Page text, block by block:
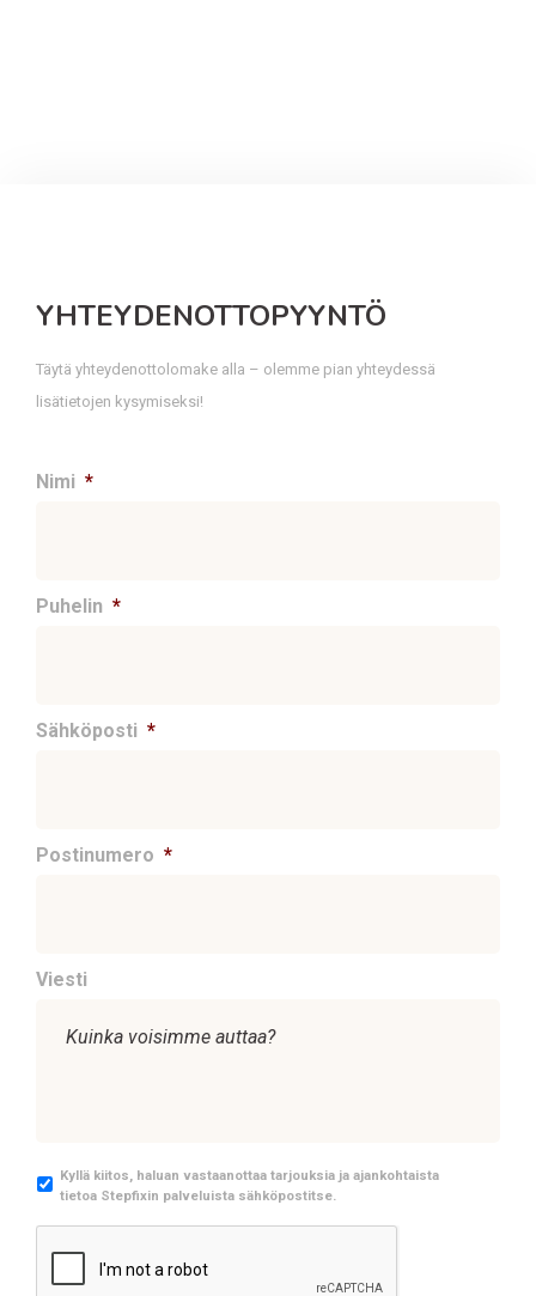
YHTEYDENOTTOPYYNTÖ
Täytä yhteydenottolomake alla – olemme pian yhteydessä
lisätietojen kysymiseksi!
Nimi *
Puhelin *
Sähköposti *
Postinumero *
Viesti
M
r
Kyllä kiitos, haluan vastaanottaa tarjouksia ja ajankohtaista
tietoa Stepfixin palveluista sähköpostitse.